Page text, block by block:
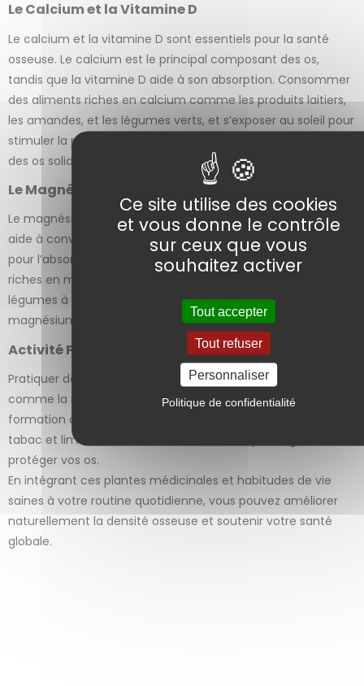
Le Calcium et la Vitamine D
Le calcium et la vitamine D sont essentiels pour la santé
osseuse. Le calcium est le principal composant des os,
tandis que la vitamine D aide à son absorption. Consommer
des aliments riches en calcium comme les produits laitiers,
les amandes, et les légumes verts, et s’exposer au soleil pour
stimuler la production de vitamine D peut aider à maintenir
des os solides.
Le Magnésium : Un Minéral Essentiel
Le magnésium joue un rôle crucial dans la santé osseuse. Il
aide à convertir la vitamine D en sa forme active, nécessaire
pour l’absorption du calcium. Consommer des aliments
riches en magnésium comme les noix, les graines, et les
légumes à feuilles vertes, ou prendre des suppléments de
magnésium peut améliorer la densité osseuse.
Activité Physique et Mode de Vie
Pratiquer des exercices de résistance et de port de poids,
comme la marche, la course, et la musculation, stimule la
formation osseuse et augmente la densité osseuse. Éviter le
tabac et limiter la consommation d’alcool peut également
protéger vos os.
En intégrant ces plantes médicinales et habitudes de vie
saines à votre routine quotidienne, vous pouvez améliorer
naturellement la densité osseuse et soutenir votre santé
globale.
2 avis
Ce site utilise des cookies
et vous donne le contrôle
sur ceux que vous
souhaitez activer
Tout accepter
Tout refuser
Personnaliser
Politique de confidentialité